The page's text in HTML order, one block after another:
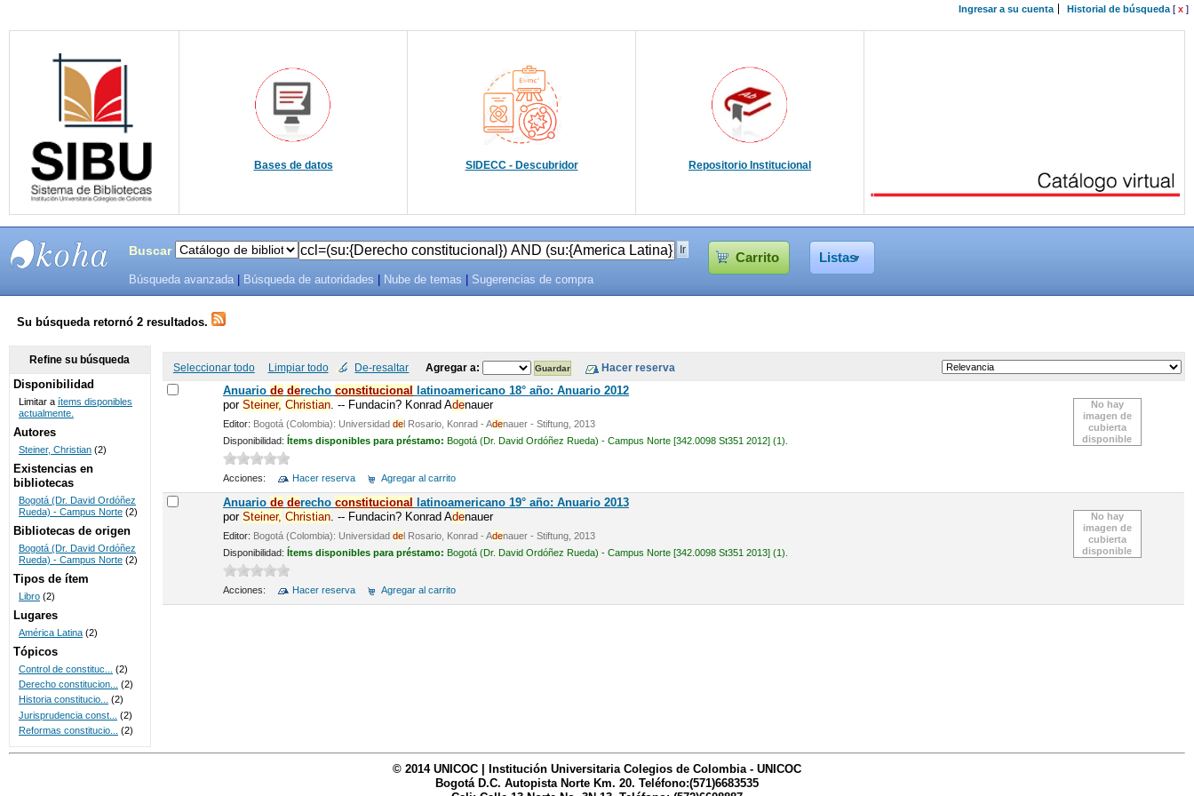
Ingresar a su cuenta Historial de búsqueda[ x ]
Bases de datos SIDECC - Descubridor Repositorio Institucional
SISTEMAS
DE
BIBLIOTECAS
UNICOC
Buscar Carrito Listas
Búsqueda avanzada Búsqueda de autoridades Nube de temas Sugerencias de compra
Su búsqueda retornó 2 resultados.
Seleccionar todo Limpiar todo De-resaltar Agregar a:
Anuario de derecho constitucional latinoamericano 18° año: Anuario 2012
por Steiner, Christian. -- Fundacin? Konrad Adenauer
Editor: Bogotá (Colombia): Universidad del Rosario, Konrad - Adenauer - Stiftung, 2013
Disponibilidad: Ítems disponibles para préstamo: Bogotá (Dr. David Ordóñez Rueda) - Campus Norte [342.0098 St351 2012] (1).
Acciones: Hacer reserva Agregar al carrito
No hay
imagen de
cubierta
disponible
Anuario de derecho constitucional latinoamericano 19° año: Anuario 2013
por Steiner, Christian. -- Fundacin? Konrad Adenauer
Editor: Bogotá (Colombia): Universidad del Rosario, Konrad - Adenauer - Stiftung, 2013
Disponibilidad: Ítems disponibles para préstamo: Bogotá (Dr. David Ordóñez Rueda) - Campus Norte [342.0098 St351 2013] (1).
Acciones: Hacer reserva Agregar al carrito
No hay
imagen de
cubierta
disponible
Refine su búsqueda
Disponibilidad
Limitar a ítems disponibles
actualmente.
Autores
Steiner, Christian (2)
Existencias en
bibliotecas
Bogotá (Dr. David Ordóñez
Rueda) - Campus Norte (2)
Bibliotecas de origen
Bogotá (Dr. David Ordóñez
Rueda) - Campus Norte (2)
Tipos de ítem
Libro (2)
Lugares
América Latina (2)
Tópicos
Control de constituc...
(2)
Derecho constitucion...
(2)
Historia constitucio... (2)
Jurisprudencia const...
(2)
Reformas constitucio...
(2)
© 2014 UNICOC | Institución Universitaria Colegios de Colombia - UNICOC
Bogotá D.C. Autopista Norte Km. 20. Teléfono:(571)6683535